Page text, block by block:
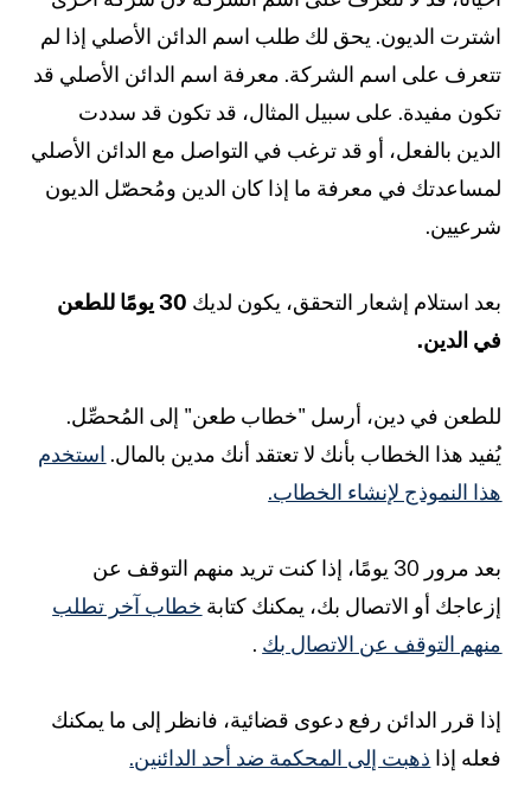
اشترت الديون. يحق لك طلب اسم الدائن الأصلي إذا لم
تتعرف على اسم الشركة. معرفة اسم الدائن الأصلي قد
تكون مفيدة. على سبيل المثال، قد تكون قد سددت
الدين بالفعل، أو قد ترغب في التواصل مع الدائن الأصلي
لمساعدتك في معرفة ما إذا كان الدين ومُحصّل الديون
شرعيين.
بعد استلام إشعار التحقق، يكون لديك
30 يومًا للطعن
في الدين.
للطعن في دين، أرسل "خطاب طعن" إلى المُحصِّل.
يُفيد هذا الخطاب بأنك لا تعتقد أنك مدين بالمال.استخدم
هذا النموذج لإنشاء الخطاب.
بعد مرور 30 يومًا، إذا كنت تريد منهم التوقف عن
إزعاجك أو الاتصال بك، يمكنك كتابةخطاب آخر تطلب
منهم التوقف عن الاتصال بك.
إذا قرر الدائن رفع دعوى قضائية، فانظر إلى ما يمكنك
فعله إذا ذهبت إلى المحكمة ضد أحد الدائنين.